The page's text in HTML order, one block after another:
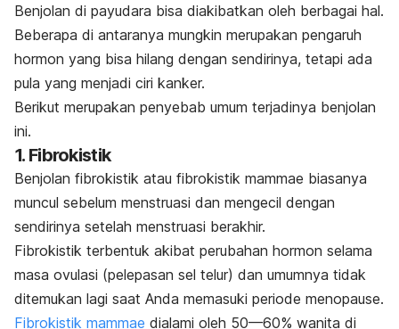
Benjolan di payudara bisa diakibatkan oleh berbagai hal.
Beberapa di antaranya mungkin merupakan pengaruh
hormon yang bisa hilang dengan sendirinya, tetapi ada
pula yang menjadi ciri kanker.
Berikut merupakan penyebab umum terjadinya benjolan
ini.
1. Fibrokistik
Benjolan fibrokistik atau fibrokistik mammae biasanya
muncul sebelum menstruasi dan mengecil dengan
sendirinya setelah menstruasi berakhir.
Fibrokistik terbentuk akibat perubahan hormon selama
masa ovulasi (pelepasan sel telur) dan umumnya tidak
ditemukan lagi saat Anda memasuki periode menopause.
Fibrokistik mammae dialami oleh 50—60% wanita di